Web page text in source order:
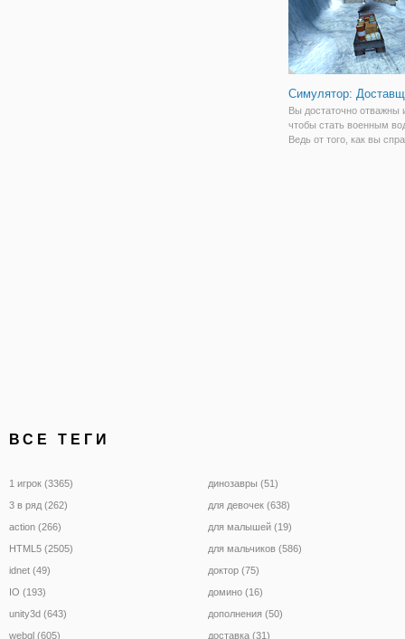
Симулятор:
Вы достаточно отважны
чтобы стать военным
Ведь от того, как вы
ВСЕ ТЕГИ
1 игрок (3365)
3 в ряд (262)
action (266)
HTML5 (2505)
idnet (49)
IO (193)
unity3d (643)
webgl (605)
динозавры (51)
для девочек (638)
для малышей (19)
для мальчиков (586)
доктор (75)
домино (16)
дополнения (50)
доставка (31)